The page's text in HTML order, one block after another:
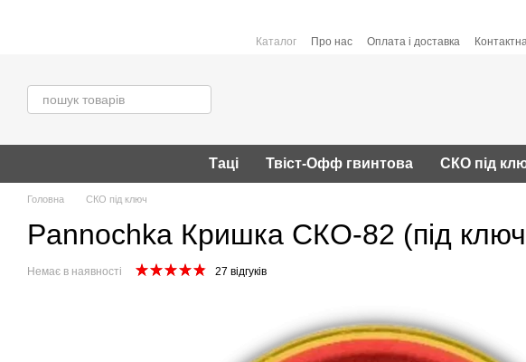
Каталог Про нас Оплата і доставка
Таці Твіст-Офф гвинтова СКО під
Головна СКО під ключ
Pannochka Кришка СКО-82 (під
Немає в наявності 27 відгуків